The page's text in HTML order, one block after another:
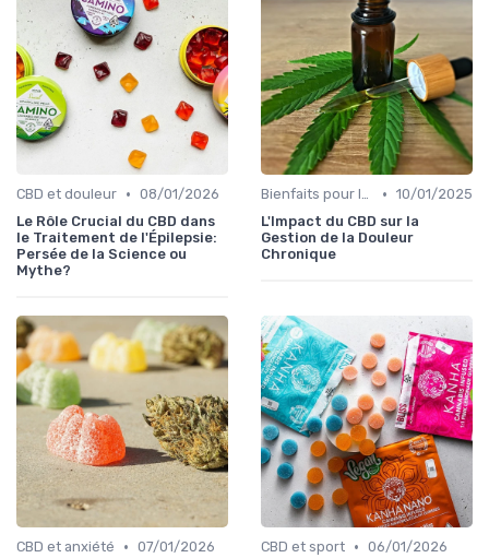
CBD et douleur • 08/01/2026
Le Rôle Crucial du CBD dans
le Traitement de l'Épilepsie:
Persée de la Science ou
Mythe?
Bienfaits pour la santé • 10/01/2025
L'Impact du CBD sur la
Gestion de la Douleur
Chronique
CBD et anxiété • 07/01/2026
CBD et sport • 06/01/2026